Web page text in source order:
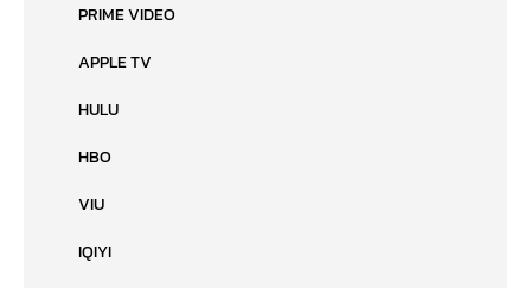
PRIME VIDEO
APPLE TV
HULU
HBO
VIU
IQIYI